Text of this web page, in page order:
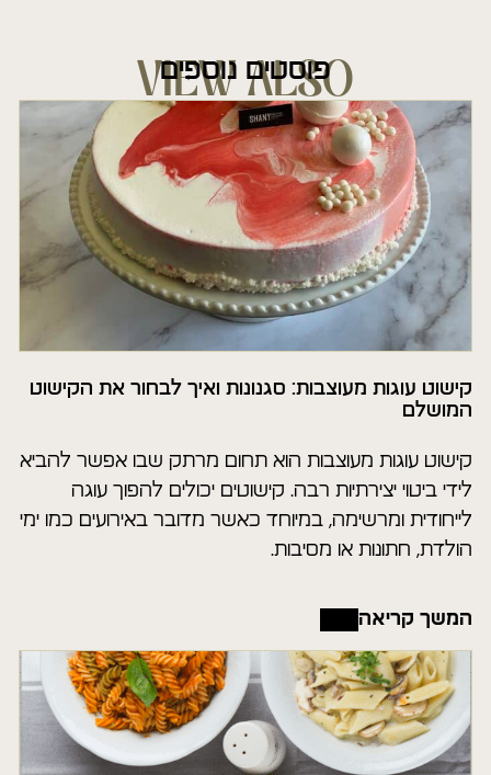
VIEW ALSO
פוסטים נוספים
קישוט עוגות מעוצבות: סגנונות ואיך לבחור את הקישוט
המושלם
קישוט עוגות מעוצבות הוא תחום מרתק שבו אפשר להביא
לידי ביטוי יצירתיות רבה. קישוטים יכולים להפוך עוגה
לייחודית ומרשימה, במיוחד כאשר מדובר באירועים כמו ימי
הולדת, חתונות או מסיבות.
המשך קריאה